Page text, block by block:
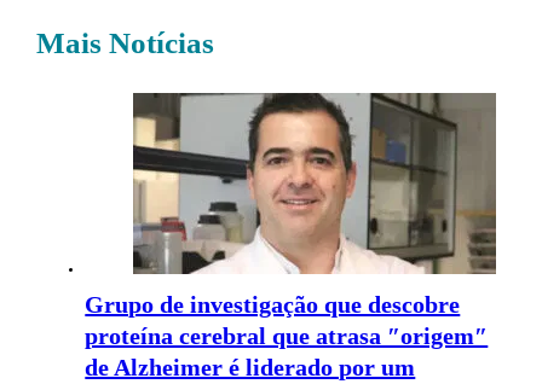
Mais Notícias
Grupo de investigação que descobre
proteína cerebral que atrasa ″origem″
de Alzheimer é liderado por um